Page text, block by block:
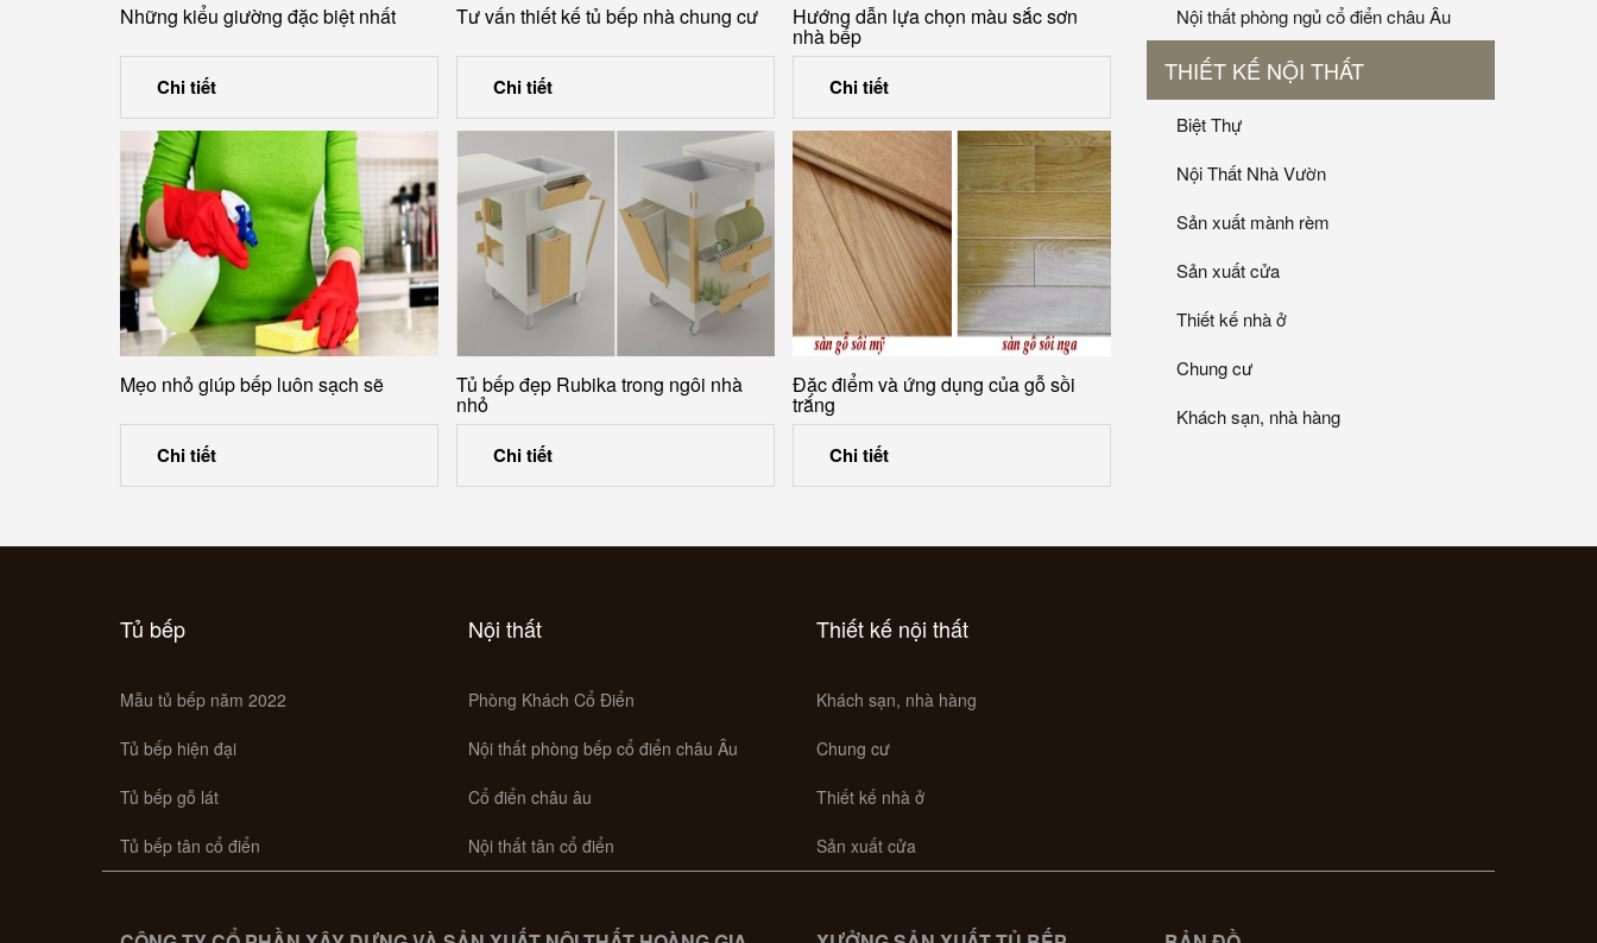
Những kiểu giường đặc biệt nhất
Chi tiết
Tư vấn thiết kế tủ bếp nhà chung cư
Chi tiết
Hướng dẫn lựa chọn màu sắc sơn
nhà bếp
Chi tiết
Mẹo nhỏ giúp bếp luôn sạch sẽ
Chi tiết
Tủ bếp đẹp Rubika trong ngôi nhà
nhỏ
Chi tiết
Đặc điểm và ứng dụng của gỗ sồi
trắng
Chi tiết
Nội thất phòng ngủ cổ điển châu Âu
THIẾT KẾ NỘI THẤT
Biệt Thự
Nội Thất Nhà Vườn
Sản xuất mành rèm
Sản xuất cửa
Thiết kế nhà ở
Chung cư
Khách sạn, nhà hàng
Tủ bếp
Mẫu tủ bếp năm 2022
Tủ bếp hiện đại
Tủ bếp gỗ lát
Tủ bếp tân cổ điển
Nội thất
Phòng Khách Cổ Điển
Nội thất phòng bếp cổ điển châu Âu
Cổ điển châu âu
Nội thất tân cổ điển
Thiết kế nội thất
Khách sạn, nhà hàng
Chung cư
Thiết kế nhà ở
Sản xuất cửa